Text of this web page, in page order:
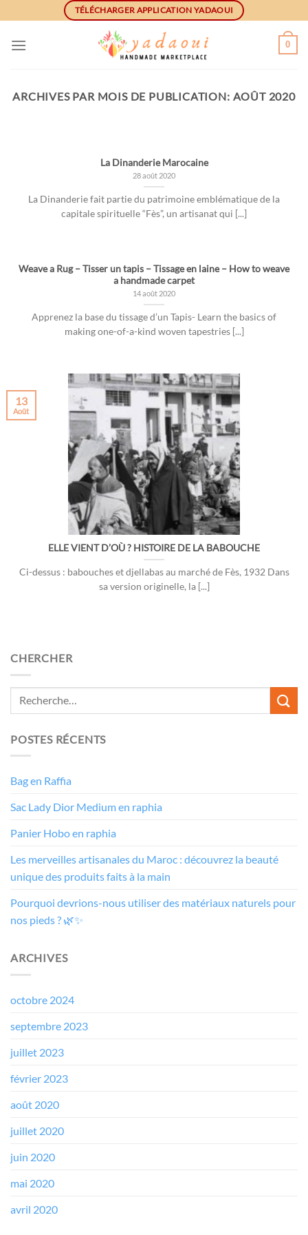
to
content
TÉLÉCHARGER APPLICATION YADAOUI
0
ARCHIVES PAR MOIS DE PUBLICATION: AOÛT 2020
produits dans ma boutique?
23 mai 2020
Votre boutique est prête et maintenant, il faut y
ajouter des produits voici comment faire: [...]
La Dinanderie Marocaine
28 août 2020
La Dinanderie fait partie du patrimoine emblématique de la
capitale spirituelle “Fès”, un artisanat qui [...]
Weave a Rug – Tisser un tapis – Tissage en laine – How to weave
a handmade carpet
14 août 2020
Apprenez la base du tissage d’un Tapis- Learn the basics of
making one-of-a-kind woven tapestries [...]
ELLE VIENT D’OÙ ? HISTOIRE DE LA BABOUCHE
Ci-dessus : babouches et djellabas au marché de Fès, 1932 Dans
sa version originelle, la [...]
13
Août
CHERCHER
POSTES RÉCENTS
Bag en Raffia
Sac Lady Dior Medium en raphia
Panier Hobo en raphia
Les merveilles artisanales du Maroc : découvrez la beauté
unique des produits faits à la main
Pourquoi devrions-nous utiliser des matériaux naturels pour
nos pieds ? 🌿✨
ARCHIVES
octobre 2024
septembre 2023
juillet 2023
février 2023
août 2020
juillet 2020
juin 2020
mai 2020
avril 2020